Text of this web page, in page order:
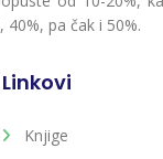
pa čak i 50%.
Linkovi
Knjige